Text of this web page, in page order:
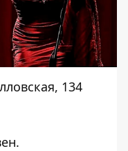
134